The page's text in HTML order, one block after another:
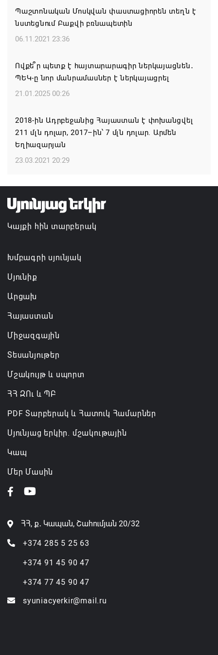
Ժամանակակից Բելառուսին պակասում է այն
կառավարման համակարգը, որը կար խորհրդային
Լուկաշենկոն
07.08.2026 17:16
պատվիրակությունն այցելել է Լիտվայի
Հանրապետություն
07.08.2026 16:57
դատավորն ինքնաբացարկ է հայտնել
07.08.2026 16:55
Թուրքիան, Սաուդյան Արաբիան և Պակիստանը
Պաշտոնական Մոսկվան փաստացիորեն տեղն է
նստեցնում Բաքվի բռնապետին
06.11.2021 23:36
Ովքե՞ր պետք է հայտարարագիր ներկայացնեն․
ՊԵԿ-ը նոր մանրամասներ է ներկայացրել
21.01.2025 00:26
2018-ին Ադրբեջանից Հայաստան է փոխանցվել
211 մլն դոլար, 2017–ին՝ 7 մլն դոլար. Արմեն
Եղիազարյան
23.03.2021 20:29
Կայքի հին տարբերակ
Խմբագրի սյունյակ
Սյունիք
Արցախ
Հայաստան
Միջազգային
Տեսանյութեր
Մշակույթ և սպորտ
ՀՀ ԶՈւ և ՊԲ
PDF Տարբերակ և Հատուկ Համարներ
Սյունյաց երկիր. մշակութային
Կապ
Մեր Մասին
ՀՀ, ք․ Կապան, Շահումյան 20/32
+374 285 5 25 63
+374 91 45 90 47
+374 77 45 90 47
syuniacyerkir@mail.ru